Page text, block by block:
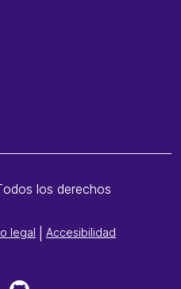
los derechos
legal Accesibilidad